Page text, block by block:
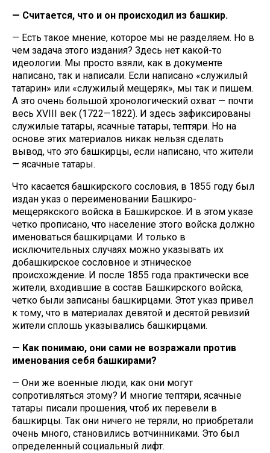
— Считается, что и он происходил из башкир.
— Есть такое мнение, которое мы не разделяем. Но в
чем задача этого издания? Здесь нет какой-то
идеологии. Мы просто взяли, как в документе
написано, так и написали. Если написано «служилый
татарин» или «служилый мещеряк», мы так и пишем.
А это очень большой хронологический охват — почти
весь XVIII век (1722—1822). И здесь зафиксированы
служилые татары, ясачные татары, тептяри. Но на
основе этих материалов никак нельзя сделать
вывод, что это башкирцы, если написано, что жители
— ясачные татары.
Что касается башкирского сословия, в 1855 году был
издан указ о переименовании Башкиро-
мещерякского войска в Башкирское. И в этом указе
четко прописано, что население этого войска должно
именоваться башкирцами. И только в
исключительных случаях можно указывать их
добашкирское сословное и этническое
происхождение. И после 1855 года практически все
жители, входившие в состав Башкирского войска,
четко были записаны башкирцами. Этот указ привел
к тому, что в материалах девятой и десятой ревизий
жители сплошь указывались башкирцами.
— Как понимаю, они сами не возражали против
именования себя башкирами?
— Они же военные люди, как они могут
сопротивляться этому? И многие тептяри, ясачные
татары писали прошения, чтоб их перевели в
башкирцы. Так они ничего не теряли, но приобретали
очень много, становились вотчинниками. Это был
определенный социальный лифт.